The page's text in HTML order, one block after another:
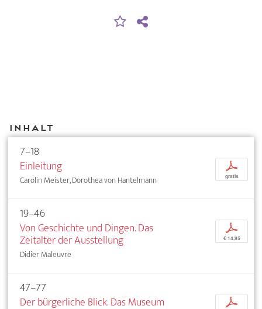
Inhalt
7–18
Einleitung
Carolin Meister, Dorothea von Hantelmann
p
gratis
19–46
Von Geschichte und Dingen. Das
Zeitalter der Ausstellung
Didier Maleuvre
p
€ 14,95
47–77
Der bürgerliche Blick. Das Museum
p